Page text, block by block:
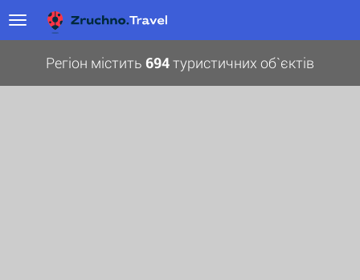
Регіон містить 694туристичних об`єктів